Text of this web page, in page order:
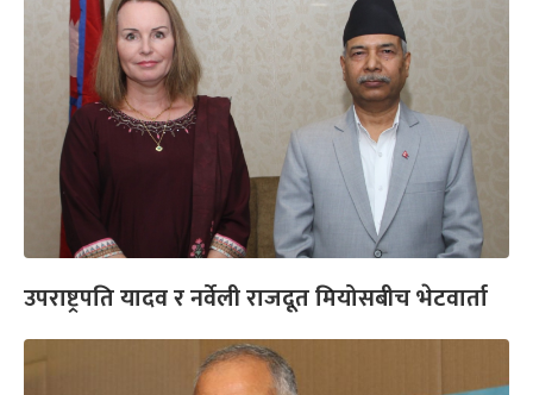
उपराष्ट्रपति यादव र नर्वेली राजदूत मियोसबीच भेटवार्ता